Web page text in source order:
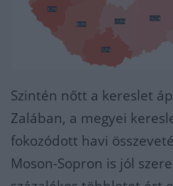
Szintén nőtt a kereslet
Zalában, a megyei
fokozódott havi
Moson-Sopron is jól